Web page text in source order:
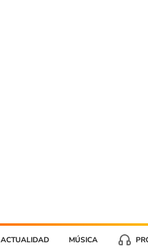
ACTUALIDAD MÚSICA